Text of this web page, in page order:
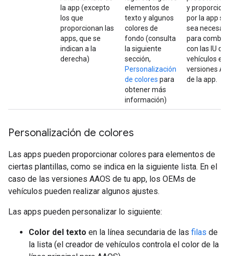
la app (excepto
los que
proporcionan las
apps, que se
indican a la
derecha)
elementos de
texto y algunos
colores de
fondo (consulta
la siguiente
sección,
Personalización
de colores para
obtener más
información)
y
por la app
sea
para
con las IU de
vehículos en
versiones
de la app.
Personalización de colores
Las apps pueden proporcionar colores para elementos de
ciertas plantillas, como se indica en la siguiente lista. En el
caso de las versiones AAOS de tu app, los OEMs de
vehículos pueden realizar algunos ajustes.
Las apps pueden personalizar lo siguiente:
Color del texto en la línea secundaria de las filas de
la lista (el creador de vehículos controla el color de la